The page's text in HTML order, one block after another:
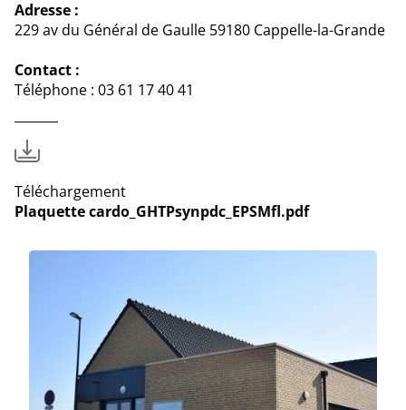
Adresse :
229 av du Général de Gaulle 59180 Cappelle-la-Grande
Contact :
Téléphone : 03 61 17 40 41
Téléchargement
Plaquette cardo_GHTPsynpdc_EPSMfl.pdf